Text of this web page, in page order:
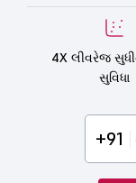
4X લીવરેજ
સુવિધા
+91